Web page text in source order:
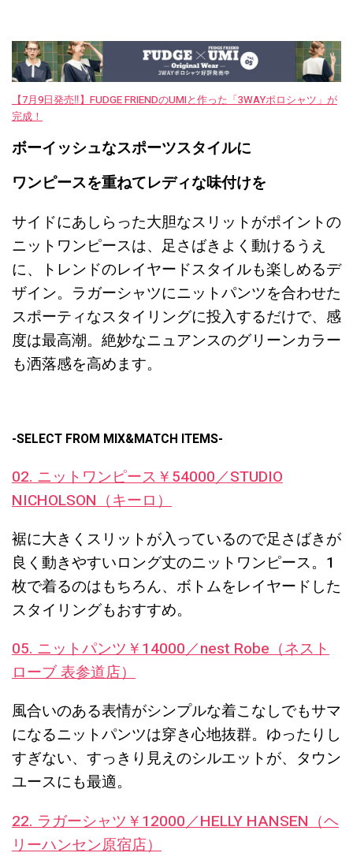
【7月9日発売‼︎】FUDGE FRIENDのUMIと作った「3WAYポロシャツ」が
完成！
ボーイッシュなスポーツスタイルに
ワンピースを重ねてレディな味付けを
サイドにあしらった大胆なスリットがポイントの
ニットワンピースは、足さばきよく動けるうえ
に、トレンドのレイヤードスタイルも楽しめるデ
ザイン。ラガーシャツにニットパンツを合わせた
スポーティなスタイリングに投入するだけで、感
度は最高潮。絶妙なニュアンスのグリーンカラー
も洒落感を高めます。
-SELECT FROM MIX&MATCH ITEMS-
02. ニットワンピース￥54000／STUDIO
NICHOLSON（キーロ）
裾に大きくスリットが入っているので足さばきが
良く動きやすいロング丈のニットワンピース。1
枚で着るのはもちろん、ボトムをレイヤードした
スタイリングもおすすめ。
05. ニットパンツ￥14000／nest Robe（ネスト
ローブ 表参道店）
風合いのある表情がシンプルな着こなしでもサマ
になるニットパンツは穿き心地抜群。ゆったりし
すぎない、すっきり見えのシルエットが、タウン
ユースにも最適。
22. ラガーシャツ￥12000／HELLY HANSEN（ヘ
リーハンセン原宿店）